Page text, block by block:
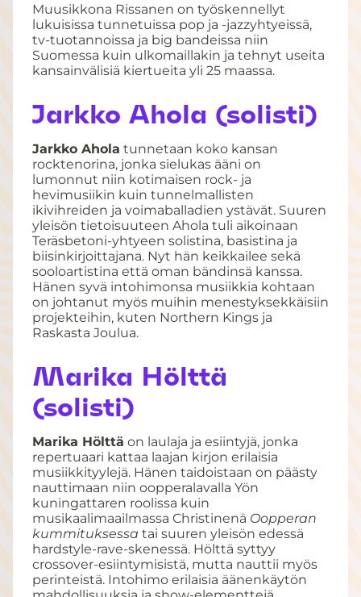
Muusikkona Rissanen on työskennellyt
lukuisissa tunnetuissa pop ja -jazzyhtyeissä,
tv-tuotannoissa ja big bandeissa niin
Suomessa kuin ulkomaillakin ja tehnyt useita
kansainvälisiä kiertueita yli 25 maassa.
Jarkko Ahola (solisti)
Jarkko Ahola tunnetaan koko kansan
rocktenorina, jonka sielukas ääni on
lumonnut niin kotimaisen rock- ja
hevimusiikin kuin tunnelmallisten
ikivihreiden ja voimaballadien ystävät. Suuren
yleisön tietoisuuteen Ahola tuli aikoinaan
Teräsbetoni-yhtyeen solistina, basistina ja
biisinkirjoittajana. Nyt hän keikkailee sekä
sooloartistina että oman bändinsä kanssa.
Hänen syvä intohimonsa musiikkia kohtaan
on johtanut myös muihin menestyksekkäisiin
projekteihin, kuten Northern Kings ja
Raskasta Joulua.
Marika Hölttä
(solisti)
Marika Hölttä on laulaja ja esiintyjä, jonka
repertuaari kattaa laajan kirjon erilaisia
musiikkityylejä. Hänen taidoistaan on päästy
nauttimaan niin oopperalavalla Yön
kuningattaren roolissa kuin
musikaalimaailmassa Christinenä Oopperan
kummituksessa tai suuren yleisön edessä
hardstyle-rave-skenessä. Hölttä syttyy
crossover-esiintymisistä, mutta nauttii myös
perinteistä. Intohimo erilaisia äänenkäytön